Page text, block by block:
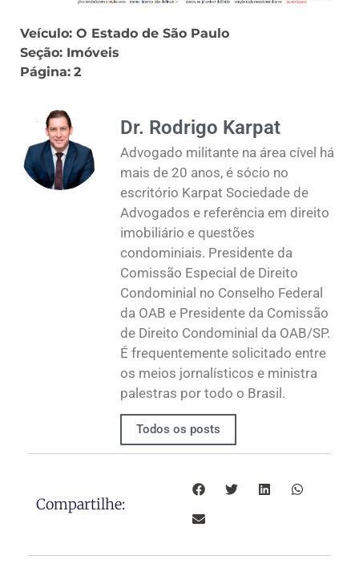
Veículo: O Estado de São Paulo
Seção: Imóveis
Página: 2
Dr. Rodrigo Karpat
Advogado militante na área cível há
mais de 20 anos, é sócio no
escritório Karpat Sociedade de
Advogados e referência em direito
imobiliário e questões
condominiais. Presidente da
Comissão Especial de Direito
Condominial no Conselho Federal
da OAB e Presidente da Comissão
de Direito Condominial da OAB/SP.
É frequentemente solicitado entre
os meios jornalísticos e ministra
palestras por todo o Brasil.
Todos os posts
Compartilhe: